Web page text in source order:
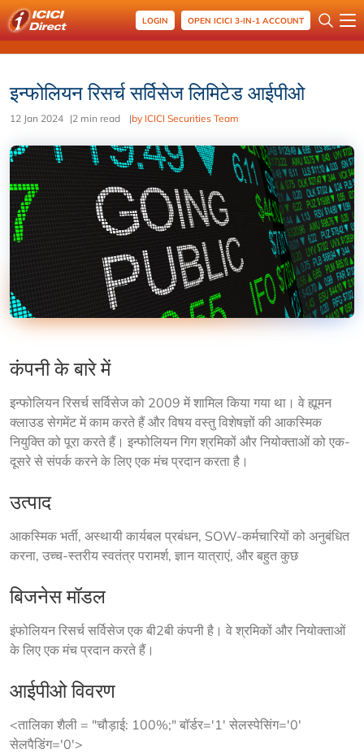
LOGIN OPEN ICICI 3-IN-1 ACCOUNT
इन्फोलियन रिसर्च सर्विसेज लिमिटेड आईपीओ
12 Jan 2024 |2 min read |by ICICI Securities Team
कंपनी के बारे में
इन्फोलियन रिसर्च सर्विसेज को 2009 में शामिल किया गया था। वे ह्यूमन
क्लाउड सेगमेंट में काम करते हैं और विषय वस्तु विशेषज्ञों की आकस्मिक
नियुक्ति को पूरा करते हैं। इन्फोलियन गिग श्रमिकों और नियोक्ताओं को एक-
दूसरे से संपर्क करने के लिए एक मंच प्रदान करता है।
उत्पाद
आकस्मिक भर्ती, अस्थायी कार्यबल प्रबंधन, SOW-कर्मचारियों को अनुबंधित
करना, उच्च-स्तरीय स्वतंत्र परामर्श, ज्ञान यात्राएं, और बहुत कुछ
बिजनेस मॉडल
इंफोलियन रिसर्च सर्विसेज एक बी2बी कंपनी है। वे श्रमिकों और नियोक्ताओं
के लिए एक मंच प्रदान करते हैं।
आईपीओ विवरण
<तालिका शैली = "चौड़ाई: 100%;" बॉर्डर='1' सेलस्पेसिंग='0'
सेलपैडिंग='0'>